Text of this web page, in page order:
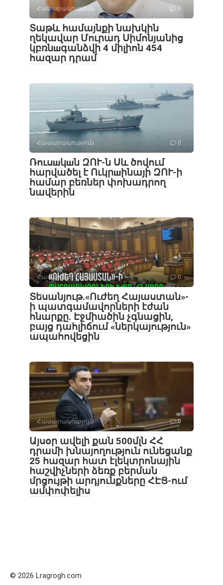
Հասարակություն 0
Տաթև համայնքի նախկին
ղեկավար Մուրադ Սիմոնյանից
կբռնшգանձվի 4 միլիոն 454
հազար դրամ
Հասարակություն 0
Ռուսшկшն ԶՈՒ-ն Սև ծովում
հարվածել է Ուկրшինայի ԶՈՒ-ի
համար բեռներ փոխադրող
նավերին
Հասարակություն 0
Տեսանյութ․«Ուժեղ Հայաստան»-
ի պատգամավորների էժան
հնարքը. Էջմիածին չգնացին,
բայց դահլիճում «ներկայություն»
ապահովեցին
Հասարակություն 0
Այսօր ավելի քան 500մլն ՀՀ
դրամի խնայողություն ունեցանք
25 հազար հատ էլեկտրոնային
հաշվիչների ձեռք բերման
մրցույթի արդյունքները ՀԷՑ-ում
ամփոփելիս
© 2026 Lragrogh.com